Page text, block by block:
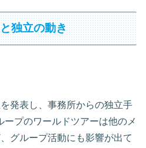
独立の動き
発表し、事務所からの独立手
プのワールドツアーは他のメ
グループ活動にも影響が出て